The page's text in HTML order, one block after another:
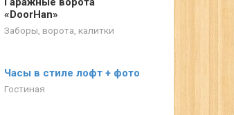
«DoorHan»
Заборы, ворота, калитки
Часы в стиле лофт + фото
Гостиная